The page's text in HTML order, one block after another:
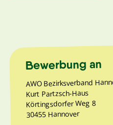
Bewerbung an
AWO Bezirksverband
Kurt Partzsch-Haus
Körtingsdorfer Weg 8
30455 Hannover